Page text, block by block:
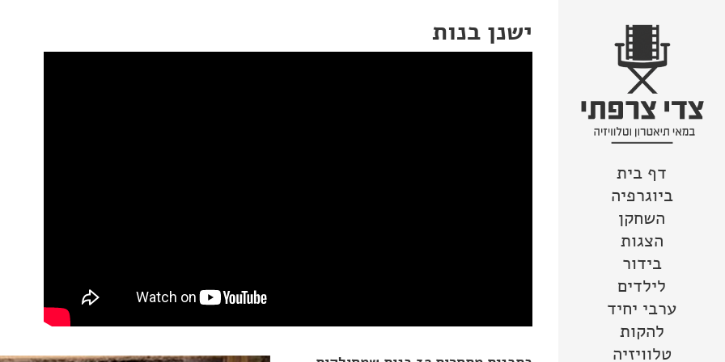
מפת האתר
הצהרת נגישות
לדלג לתוכןדף בית
ביוגרפיה
השחקן
הצגות
בידור
לילדים
ערבי יחיד
להקות
טלוויזיה
ישנן בנות